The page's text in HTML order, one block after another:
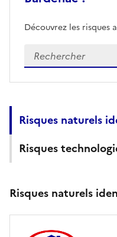
Découvrez les risques
Veuillez renseigner
Risques naturels
Risques
Risques naturels